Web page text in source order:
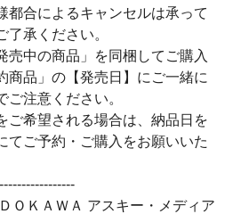
合によるキャンセルは承って
了承ください。
中の商品」を同梱してご購入
商品」の【発売日】にご一緒に
注意ください。
希望される場合は、納品日を
てご予約・ご購入をお願いいた
ＯＫＡＷＡ アスキー・メディア